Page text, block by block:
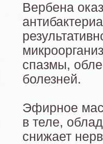
Вербена
спазмы,
болезней.
Эфирное
в теле,
снижает